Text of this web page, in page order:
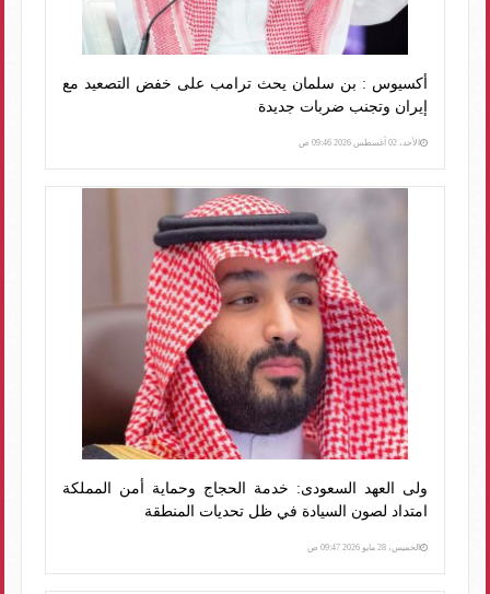
أكسيوس : بن سلمان يحث ترامب على خفض التصعيد مع
إيران وتجنب ضربات جديدة
الأحد، 02 أغسطس 2026 09:46 ص
ولى العهد السعودى: خدمة الحجاج وحماية أمن المملكة
امتداد لصون السيادة في ظل تحديات المنطقة
الخميس، 28 مايو 2026 09:47 ص